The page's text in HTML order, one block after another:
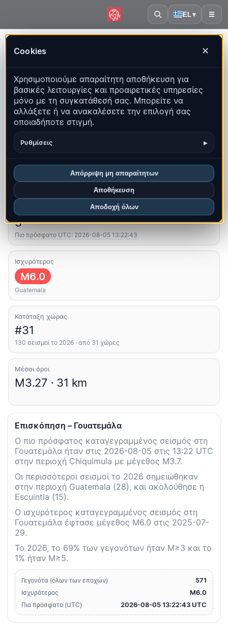
EL▾ ☰
Cookies ✕
Χρησιμοποιούμε απαραίτητη αποθήκευση για
βασικές λειτουργίες και προαιρετικές υπηρεσίες
μόνο με τη συγκατάθεσή σας. Μπορείτε να
αλλάξετε ή να ανακαλέσετε την επιλογή σας
οποιαδήποτε στιγμή.
Ρυθμίσεις ▸
Απόρριψη μη απαραίτητων
Αποθήκευση
Αποδοχή όλων
QuakeMap24
Ζωντανός χάρτης, στατιστικά και πρόσφατα γεγονότα
Άνοιγμα ιστορικού χάρτη
Τα πιο πρόσφατα σε αυτή τη χώρα
Κορυφαίες περιοχές Συχνές ερωτήσεις
Σεισμοί αυτόν τον μήνα
3
Πιο πρόσφατο UTC: 2026-08-05 13:22:43
Ισχυρότερος
M6.0
Guatemala
Κατάταξη χώρας
#31
130 σεισμοί το 2026 · από 31 χώρες
Μέσοι όροι
M3.27 · 31 km
Επισκόπηση – Γουατεμάλα
Ο πιο πρόσφατος καταγεγραμμένος σεισμός στη
Γουατεμάλα ήταν στις 2026-08-05 στις 13:22 UTC
στην περιοχή Chiquimula με μέγεθος M3.7.
Οι περισσότεροι σεισμοί το 2026 σημειώθηκαν
στην περιοχή Guatemala (28), και ακολούθησε η
Escuintla (15).
Ο ισχυρότερος καταγεγραμμένος σεισμός στη
Γουατεμάλα έφτασε μέγεθος M6.0 στις 2025-07-
29.
Το 2026, το 69% των γεγονότων ήταν M≥3 και το
1% ήταν M≥5.
Γεγονότα (όλων των εποχών) 571
Ισχυρότερος M6.0
Πιο πρόσφατο (UTC) 2026-08-05 13:22:43 UTC